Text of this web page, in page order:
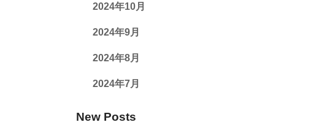
2024年10月
2024年9月
2024年8月
2024年7月
New Posts